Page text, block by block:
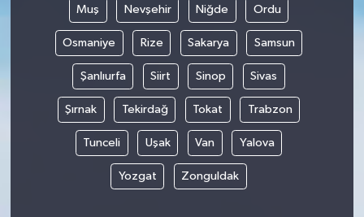
Muş Nevşehir Niğde Ordu
Osmaniye Rize Sakarya Samsun
Şanlıurfa Siirt Sinop Sivas
Şırnak Tekirdağ Tokat Trabzon
Tunceli Uşak Van Yalova
Yozgat Zonguldak